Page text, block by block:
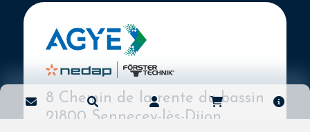
8 Chemin de la rente du bassin
21800 Sennecey-lès-Dijon